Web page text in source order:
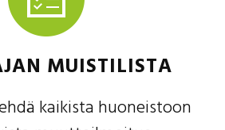
MUISTILISTA
kaikista huoneistoon